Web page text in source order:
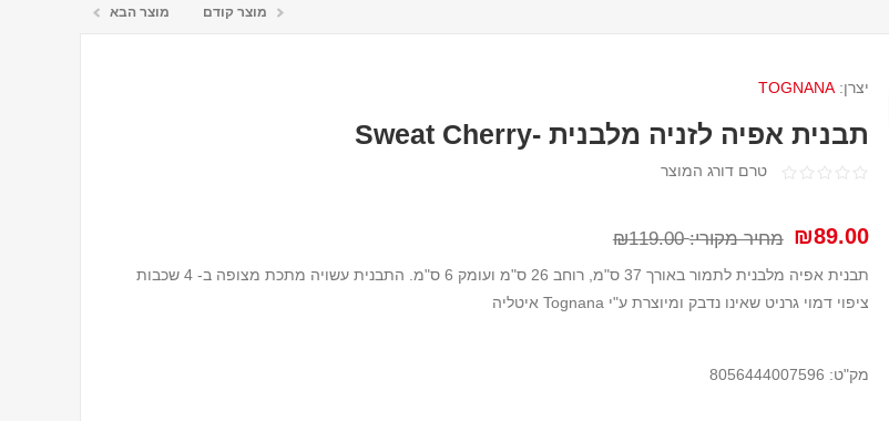
מוצר קודם מוצר הבא
יצרן: TOGNANA
תבנית אפיה לזניה מלבנית -Sweat Cherry
טרם דורג המוצר
₪89.00 מחיר מקורי: ₪119.00
תבנית אפיה מלבנית לתמור באורך 37 ס"מ, רוחב 26 ס"מ ועומק 6 ס"מ. התבנית עשויה מתכת מצופה ב- 4 שכבות
ציפוי דמוי גרניט שאינו נדבק ומיוצרת ע"י Tognana איטליה
מק"ט: 8056444007596